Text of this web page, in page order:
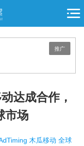
推广
达成合作，
市场
木瓜移动 全球